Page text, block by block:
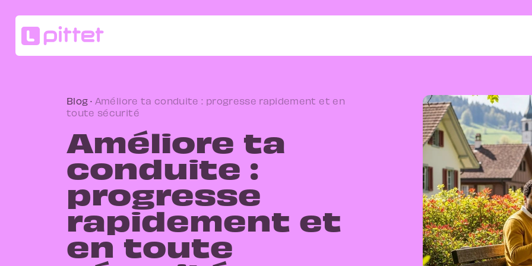
Blog · Améliore ta conduite : progresse rapidement et en
toute sécurité
Améliore ta
conduite :
progresse
rapidement et
en toute